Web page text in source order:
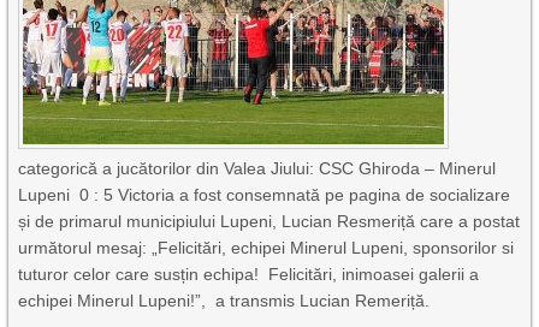
categorică a jucătorilor din Valea Jiului: CSC Ghiroda – Minerul
Lupeni 0 : 5 Victoria a fost consemnată pe pagina de socializare
și de primarul municipiului Lupeni, Lucian Resmeriță care a postat
următorul mesaj: „Felicitări, echipei Minerul Lupeni, sponsorilor si
tuturor celor care susțin echipa! Felicitări, inimoasei galerii a
echipei Minerul Lupeni!”, a transmis Lucian Remeriță.